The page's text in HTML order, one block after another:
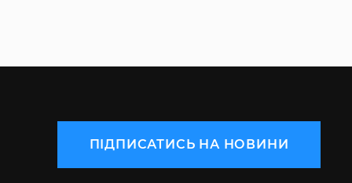
ПІДПИСАТИСЬ НА НОВИНИ